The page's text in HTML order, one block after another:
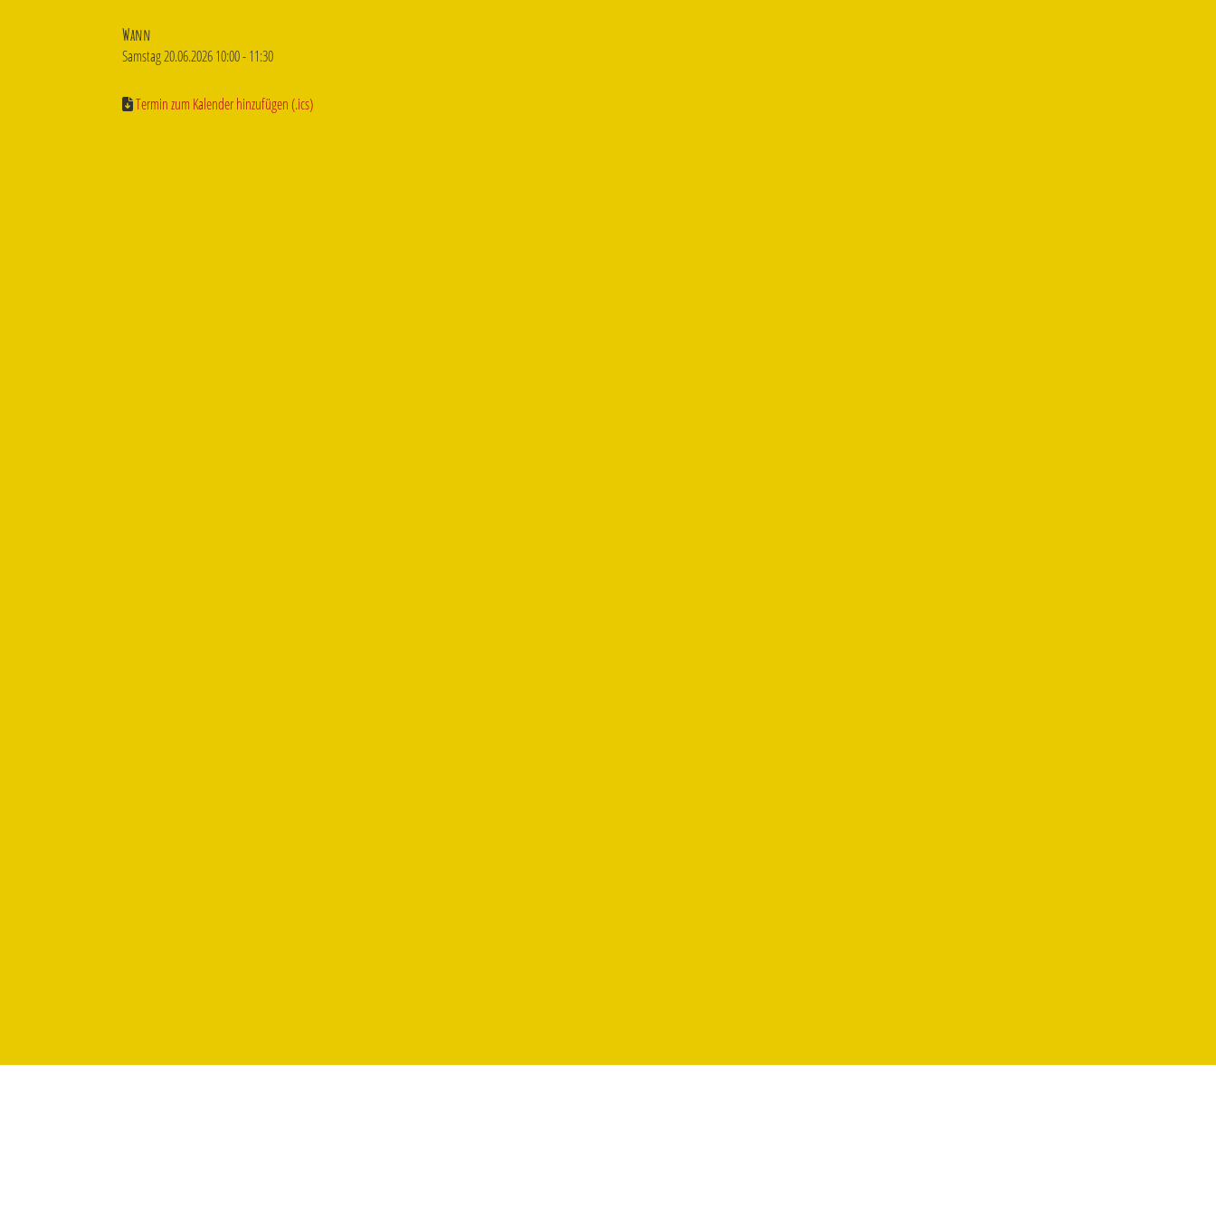
Wann
Samstag 20.06.2026 10:00 - 11:30
Termin zum Kalender hinzufügen (.ics)